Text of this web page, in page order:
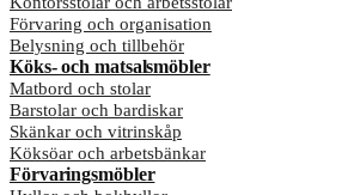
Förvaring och organisation
Belysning och tillbehör
Köks- och matsalsmöbler
Matbord och stolar
Barstolar och bardiskar
Skänkar och vitrinskåp
Köksöar och arbetsbänkar
Förvaringsmöbler